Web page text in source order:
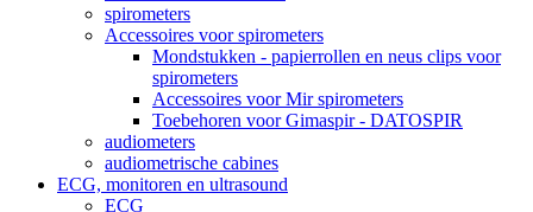
spirometers
Accessoires voor spirometers
Mondstukken - papierrollen en neus clips voor
spirometers
Accessoires voor Mir spirometers
Toebehoren voor Gimaspir - DATOSPIR
audiometers
audiometrische cabines
ECG, monitoren en ultrasound
ECG